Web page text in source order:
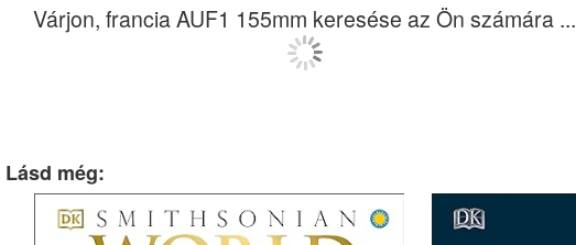
Várjon, francia AUF1 155mm keresése az Ön számára ...
Lásd még: